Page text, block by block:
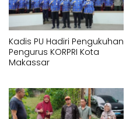
Kadis PU Hadiri Pengukuhan
Pengurus KORPRI Kota
Makassar